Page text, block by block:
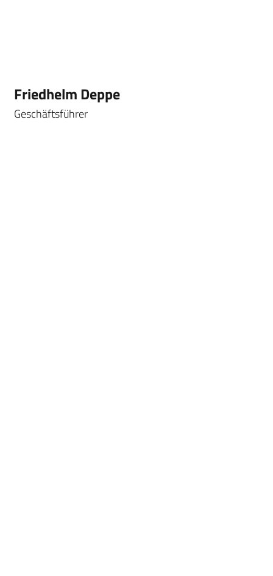
Friedhelm Deppe
Geschäftsführer